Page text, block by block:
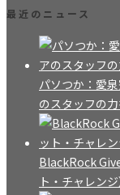
最近のニュース
パソつか：愛
のスタッフの
BlackRock
ト・チャレン